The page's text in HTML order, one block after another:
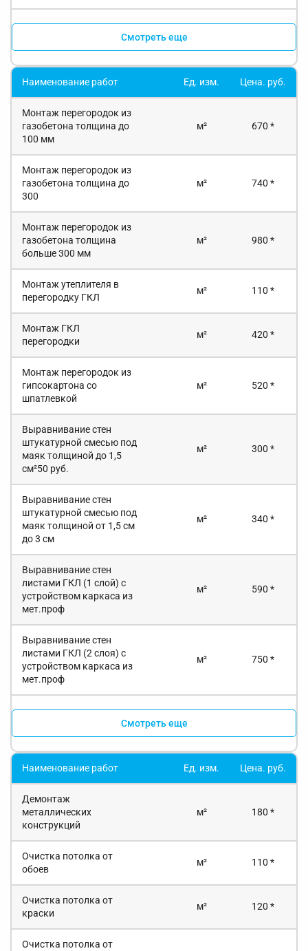
Смотреть еще
Наименование работ Ед. изм. Цена. руб.
Монтаж перегородок из
газобетона толщина до
100 мм
м² 670 *
Монтаж перегородок из
газобетона толщина до
300
м² 740 *
Монтаж перегородок из
газобетона толщина
больше 300 мм
м² 980 *
Монтаж утеплителя в
перегородку ГКЛ
м² 110 *
Монтаж ГКЛ
перегородки
м² 420 *
Монтаж перегородок из
гипсокартона со
шпатлевкой
м² 520 *
Выравнивание стен
штукатурной смесью под
маяк толщиной до 1,5
см²50 руб.
м² 300 *
Выравнивание стен
штукатурной смесью под
маяк толщиной от 1,5 см
до 3 см
м² 340 *
Выравнивание стен
листами ГКЛ (1 слой) с
устройством каркаса из
мет.проф
м² 590 *
Выравнивание стен
листами ГКЛ (2 слоя) с
устройством каркаса из
мет.проф
м² 750 *
Смотреть еще
Наименование работ Ед. изм. Цена. руб.
Демонтаж
металлических
конструкций
м² 180 *
Очистка потолка от
обоев
м² 110 *
Очистка потолка от
краски
м² 120 *
Очистка потолка от